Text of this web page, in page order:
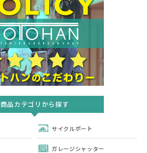
商品カテゴリから探す
サイクルポート
ガレージシャッター